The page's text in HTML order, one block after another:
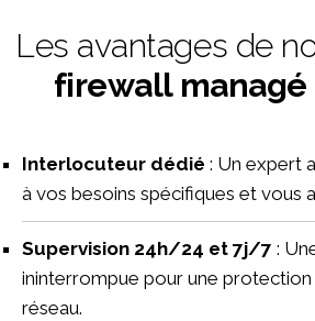
Les avantages de
firewall managé
Interlocuteur dédié : Un expert
à vos besoins spécifiques et vous
Supervision 24h/24 et 7j/7 :
ininterrompue pour une
réseau.